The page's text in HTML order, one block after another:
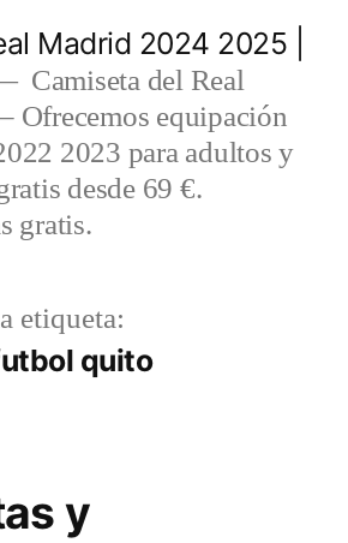
Madrid 2024 2025 |
Camiseta del Real
Ofrecemos equipación
2023 para adultos y
desde 69 €.
gratis.
etiqueta:
quito
y